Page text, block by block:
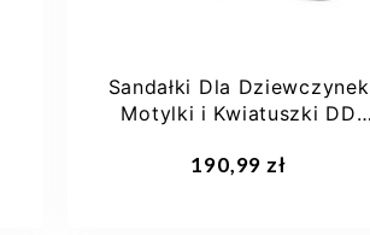
Sandałki Dla Dziewczynek
Motylki i Kwiatuszki DD
190,99 zł